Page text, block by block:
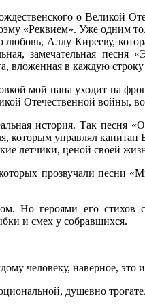
о Великой
«Реквием». Уже одним
Аллу Кирееву,
замечательная
вложенная в каждую
мой папа уходит на
Отечественной войны,
история. Так песня
которым управлял
летчики, ценой своей
прозвучали песни
Но героями его стихов
и смех у собравшихся.
человеку, наверное, это
душевно